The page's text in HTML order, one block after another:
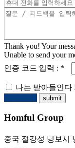
Thank you! Your
Unable to send your
인증 코드 입력 : *
나는 받아들인다
Homful Group
중국 절강성 닝보시